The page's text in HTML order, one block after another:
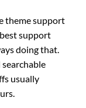
theme support
support
doing that.
usually